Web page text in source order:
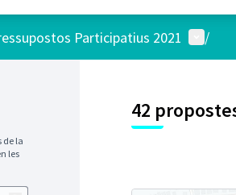
Participatius 2021 Menú
/
de la
les
42